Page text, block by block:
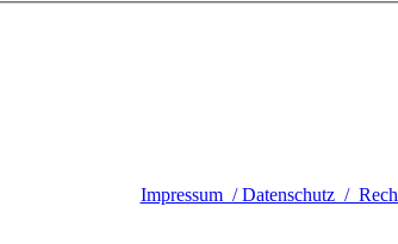
Impressum / Datenschutz /